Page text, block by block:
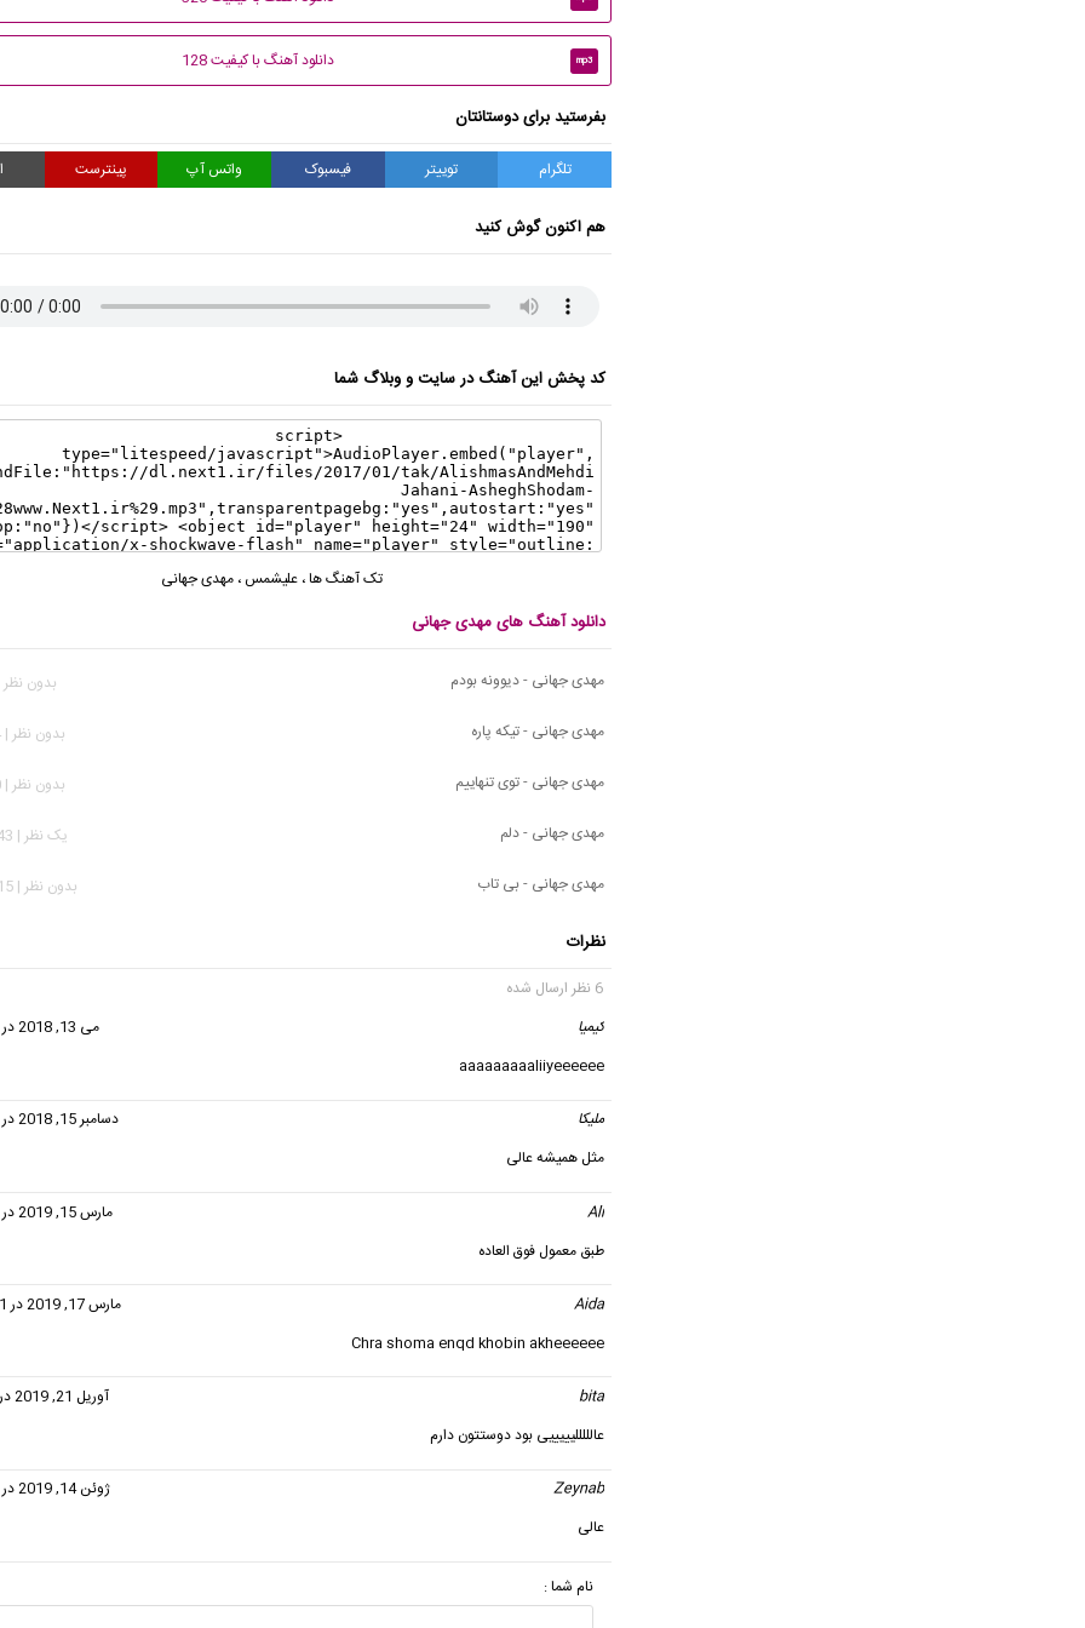
mp3 دانلود آهنگ با کیفیت 128
بفرستید برای دوستانتان
تلگرام توییتر فیسبوک واتس آپ پینترست
هم اکنون گوش کنید
کد پخش این آهنگ در سایت و وبلاگ شما
تک آهنگ ها،علیشمس ،مهدی جهانی
دانلود آهنگ های مهدی جهانی
مهدی جهانی - دیوونه بودم
بدون نظر | 73
مهدی جهانی - تیکه پاره
بدون نظر | 334 بازدید
مهدی جهانی - توی تنهاییم
بدون نظر | 800 بازدید
مهدی جهانی - دلم
يک نظر | 3,143 بازدید
مهدی جهانی - بی تاب
بدون نظر | 2,715 بازدید
نظرات
6 نظر ارسال شده
کیمیا
می 13, 2018 در 7:06 ب.ظ
aaaaaaaaaliiyeeeeee
ملیکا
دسامبر 15, 2018 در 6:33 ب.ظ
مثل همیشه عالی
Ali
مارس 15, 2019 در 7:38 ب.ظ
طبق معمول فوق العاده
Aida
مارس 17, 2019 در 12:41 ب.ظ
Chra shoma enqd khobin akheeeeee
bita
آوریل 21, 2019 در 3:30 ق.ظ
عالللللیییییی بود دوستتون دارم
Zeynab
ژوئن 14, 2019 در 8:08 ب.ظ
عالی
نام شما :